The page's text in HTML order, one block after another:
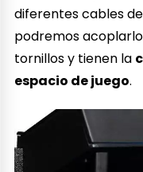
diferentes cables
podremos
tornillos y tienen la
espacio de juego.